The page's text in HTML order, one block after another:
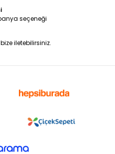
seçeneği
iletebilirsiniz.